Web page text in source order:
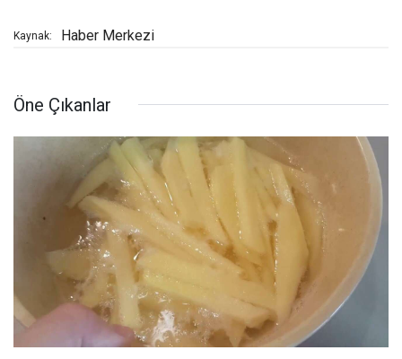
Kaynak: Haber Merkezi
Öne Çıkanlar